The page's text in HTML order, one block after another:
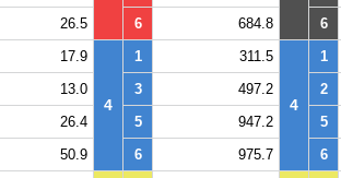
26.5 6 684.8 6
17.9
4
1 311.5
4
1
13.0 3 497.2
2
26.4 5 947.2
5
50.9 6 975.7 6